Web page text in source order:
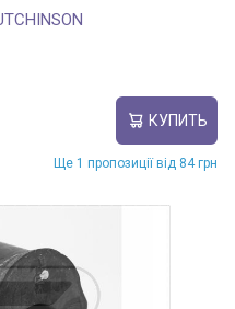
КУПИТЬ
Ще 1 пропозиції від 84 грн